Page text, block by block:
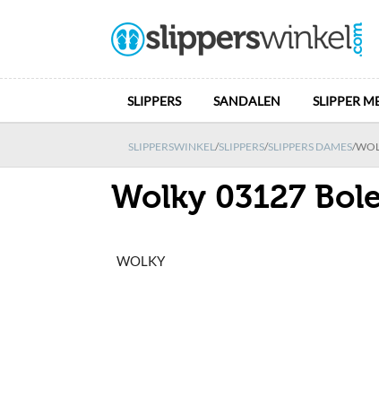
SLIPPERS SANDALEN SLIPPER
SLIPPERSWINKEL/SLIPPERS/SLIPPERS DAMES/
Wolky 03127
WOLKY